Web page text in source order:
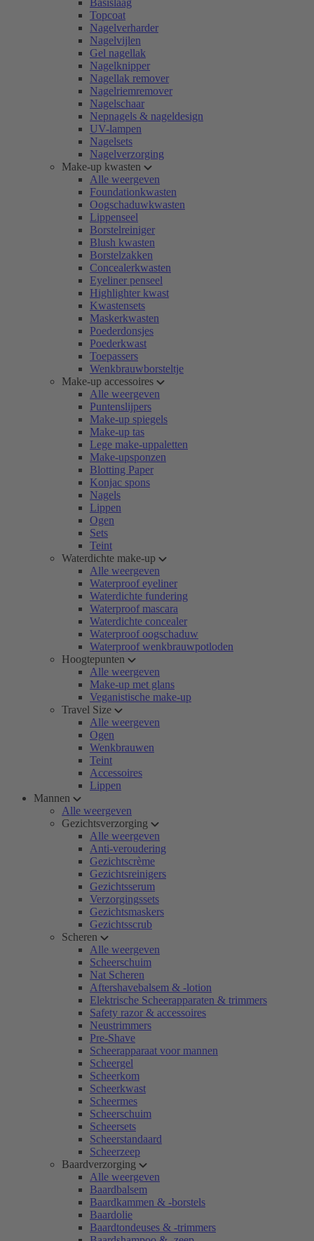
Basislaag
Topcoat
Nagelverharder
Nagelvijlen
Gel nagellak
Nagelknipper
Nagellak remover
Nagelriemremover
Nagelschaar
Nepnagels & nageldesign
UV-lampen
Nagelsets
Nagelverzorging
Make-up kwasten
Alle weergeven
Foundationkwasten
Oogschaduwkwasten
Lippenseel
Borstelreiniger
Blush kwasten
Borstelzakken
Concealerkwasten
Eyeliner penseel
Highlighter kwast
Kwastensets
Maskerkwasten
Poederdonsjes
Poederkwast
Toepassers
Wenkbrauwborsteltje
Make-up accessoires
Alle weergeven
Puntenslijpers
Make-up spiegels
Make-up tas
Lege make-uppaletten
Make-upsponzen
Blotting Paper
Konjac spons
Nagels
Lippen
Ogen
Sets
Teint
Waterdichte make-up
Alle weergeven
Waterproof eyeliner
Waterdichte fundering
Waterproof mascara
Waterdichte concealer
Waterproof oogschaduw
Waterproof wenkbrauwpotloden
Hoogtepunten
Alle weergeven
Make-up met glans
Veganistische make-up
Travel Size
Alle weergeven
Ogen
Wenkbrauwen
Teint
Accessoires
Lippen
Mannen
Alle weergeven
Gezichtsverzorging
Alle weergeven
Anti-veroudering
Gezichtscrème
Gezichtsreinigers
Gezichtsserum
Verzorgingssets
Gezichtsmaskers
Gezichtsscrub
Scheren
Alle weergeven
Scheerschuim
Nat Scheren
Aftershavebalsem & -lotion
Elektrische Scheerapparaten & trimmers
Safety razor & accessoires
Neustrimmers
Pre-Shave
Scheerapparaat voor mannen
Scheergel
Scheerkom
Scheerkwast
Scheermes
Scheerschuim
Scheersets
Scheerstandaard
Scheerzeep
Baardverzorging
Alle weergeven
Baardbalsem
Baardkammen & -borstels
Baardolie
Baardtondeuses & -trimmers